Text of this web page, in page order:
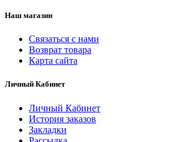
Наш магазин
Связаться с нами
Возврат товара
Карта сайта
Личный Кабинет
Личный Кабинет
История заказов
Закладки